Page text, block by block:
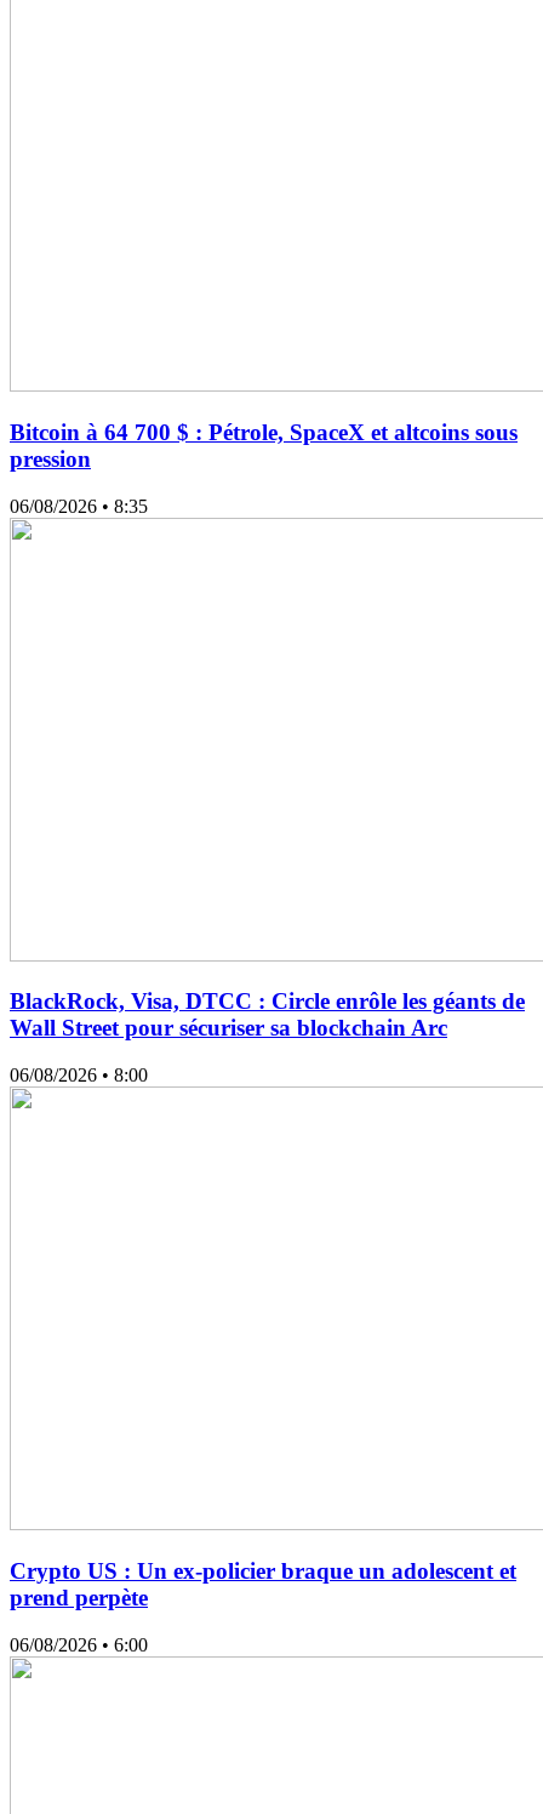
Bitcoin à 64 700 $ : Pétrole, SpaceX et altcoins sous
pression
06/08/2026 • 8:35
BlackRock, Visa, DTCC : Circle enrôle les géants de
Wall Street pour sécuriser sa blockchain Arc
06/08/2026 • 8:00
Crypto US : Un ex-policier braque un adolescent et
prend perpète
06/08/2026 • 6:00